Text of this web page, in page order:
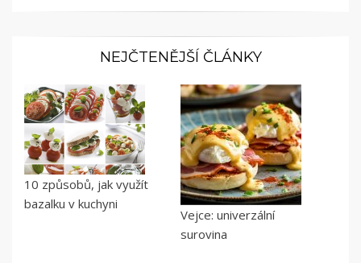
NEJČTENĚJŠÍ ČLÁNKY
10 způsobů, jak využít
bazalku v kuchyni
Vejce: univerzální
surovina